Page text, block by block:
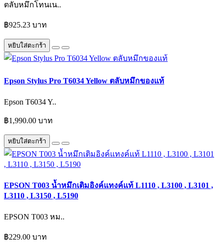
ตลับหมึกโทนเน..
฿925.23 บาท
หยิบใส่ตะกร้า
Epson Stylus Pro T6034 Yellow ตลับหมึกของแท้
Epson T6034 Y..
฿1,990.00 บาท
หยิบใส่ตะกร้า
EPSON T003 น้ำหมึกเติมอิงค์แทงค์แท้ L1110 , L3100 , L3101 ,
L3110 , L3150 , L5190
EPSON T003 หม..
฿229.00 บาท